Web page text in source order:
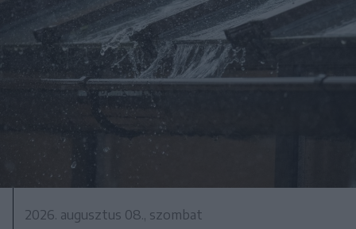
2026. augusztus 08., szombat